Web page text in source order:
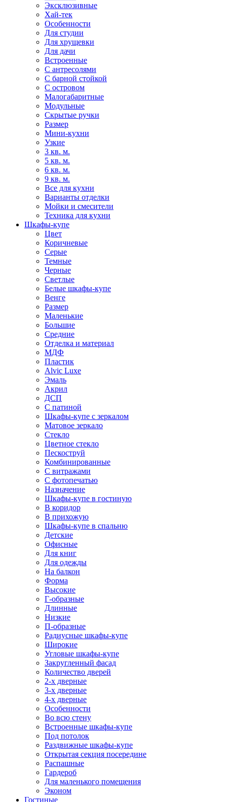
Эксклюзивные
Хай-тек
Особенности
Для студии
Для хрущевки
Для дачи
Встроенные
С антресолями
С барной стойкой
С островом
Малогабаритные
Модульные
Скрытые ручки
Размер
Мини-кухни
Узкие
3 кв. м.
5 кв. м.
6 кв. м.
9 кв. м.
Все для кухни
Варианты отделки
Мойки и смесители
Техника для кухни
Шкафы-купе
Цвет
Коричневые
Серые
Темные
Черные
Светлые
Белые шкафы-купе
Венге
Размер
Маленькие
Большие
Средние
Отделка и материал
МДФ
Пластик
Alvic Luxe
Эмаль
Акрил
ДСП
С патиной
Шкафы-купе с зеркалом
Матовое зеркало
Стекло
Цветное стекло
Пескоструй
Комбинированные
С витражами
С фотопечатью
Назначение
Шкафы-купе в гостиную
В коридор
В прихожую
Шкафы-купе в спальню
Детские
Офисные
Для книг
Для одежды
На балкон
Форма
Высокие
Г-образные
Длинные
Низкие
П-образные
Радиусные шкафы-купе
Широкие
Угловые шкафы-купе
Закругленный фасад
Количество дверей
2-х дверные
3-х дверные
4-х дверные
Особенности
Во всю стену
Встроенные шкафы-купе
Под потолок
Раздвижные шкафы-купе
Открытая секция посередине
Распашные
Гардероб
Для маленького помещения
Эконом
Гостиные